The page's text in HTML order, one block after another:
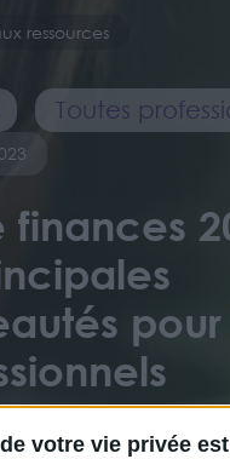
votre vie privée
ressources
Toutes
finances